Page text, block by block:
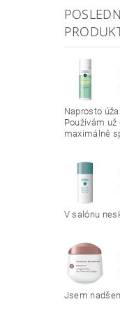
Naprosto
Používám
maximálně
V salónu
Jsem